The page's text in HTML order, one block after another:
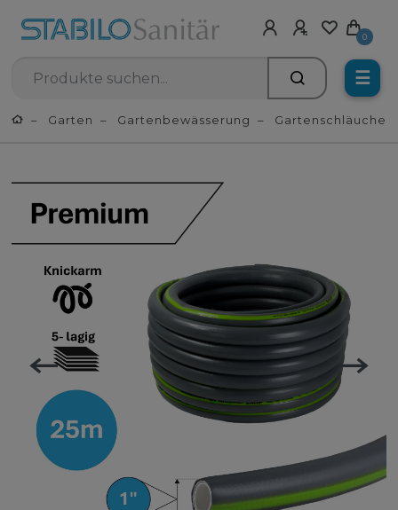
0
☰
Garten Gartenbewässerung Gartenschläuche